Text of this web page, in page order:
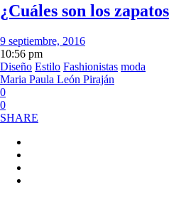
¿Cuáles son los
9 septiembre, 2016
10:56 pm
Diseño Estilo Fashionistas moda
Maria Paula León Piraján
0
0
SHARE